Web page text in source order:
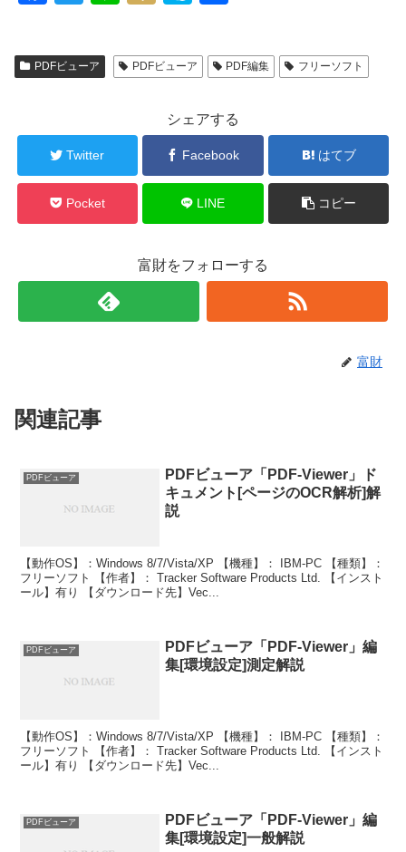
c
e
o
o
k
tt
er
e
p
e
PDFビューア PDFビューア PDF編集 フリーソフト
シェアする
Twitter Facebook はてブ
Pocket LINE コピー
富財をフォローする
富財
関連記事
PDFビューア
PDFビューア「PDF-Viewer」ド
キュメント[ページのOCR解析]解
説
【動作OS】：Windows 8/7/Vista/XP 【機種】： IBM-PC 【種類】：
フリーソフト 【作者】： Tracker Software Products Ltd. 【インスト
ール】有り 【ダウンロード先】Vec...
PDFビューア
PDFビューア「PDF-Viewer」編
集[環境設定]測定解説
【動作OS】：Windows 8/7/Vista/XP 【機種】： IBM-PC 【種類】：
フリーソフト 【作者】： Tracker Software Products Ltd. 【インスト
ール】有り 【ダウンロード先】Vec...
PDFビューア
PDFビューア「PDF-Viewer」編
集[環境設定]一般解説